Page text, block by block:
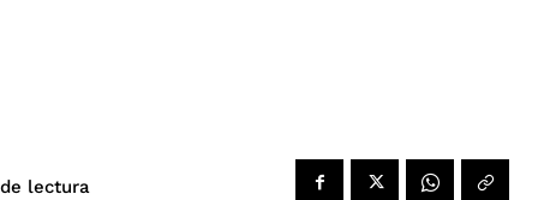
de lectura